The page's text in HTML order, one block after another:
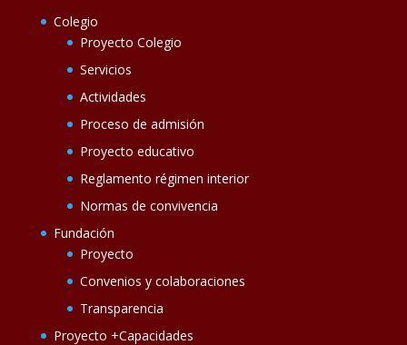
Colegio
Proyecto Colegio
Servicios
Actividades
Proceso de admisión
Proyecto educativo
Reglamento régimen interior
Normas de convivencia
Fundación
Proyecto
Convenios y colaboraciones
Transparencia
Proyecto +Capacidades